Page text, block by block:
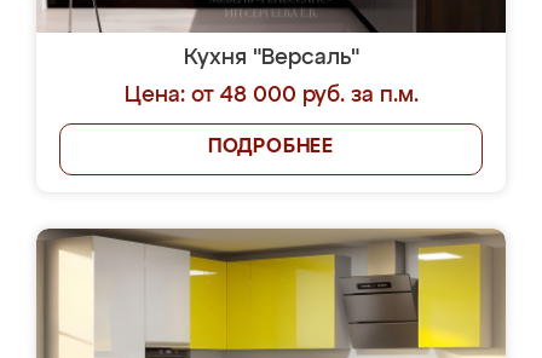
Кухня "Версаль"
Цена: от 48 000 руб. за п.м.
ПОДРОБНЕЕ